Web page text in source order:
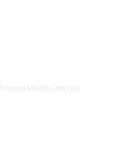
Medya'da bizi